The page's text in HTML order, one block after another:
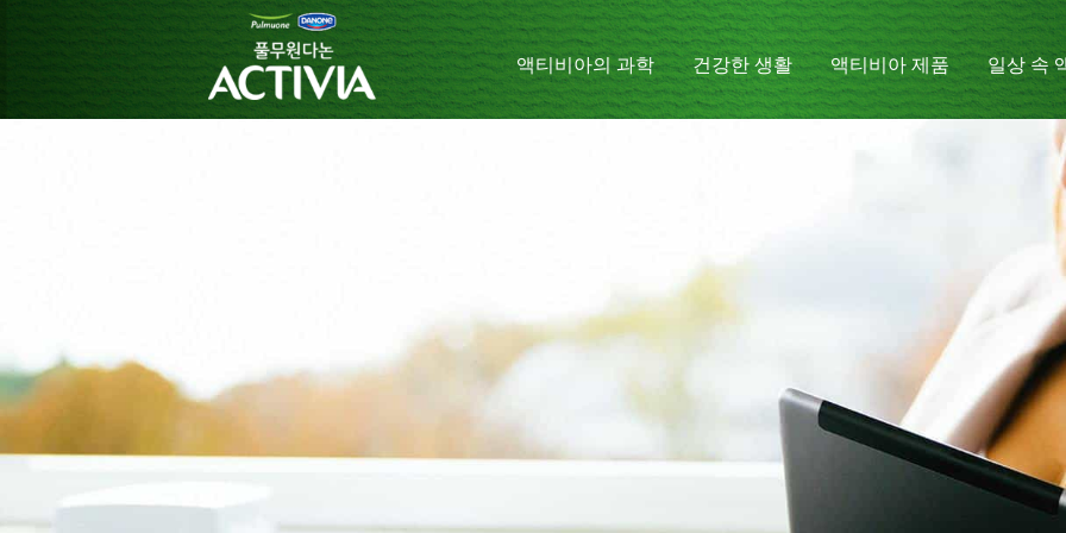
액티비아의 과학 건강한 생활 액티비아 제품 일상 속